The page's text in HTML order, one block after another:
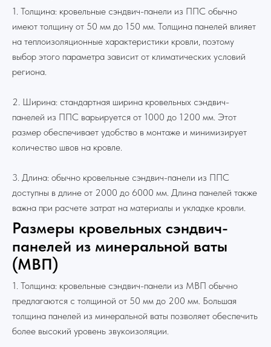
1. Толщина: кровельные сэндвич-панели из ППС обычно
имеют толщину от 50 мм до 150 мм. Толщина панелей влияет
на теплоизоляционные характеристики кровли, поэтому
выбор этого параметра зависит от климатических условий
региона.
2. Ширина: стандартная ширина кровельных сэндвич-
панелей из ППС варьируется от 1000 до 1200 мм. Этот
размер обеспечивает удобство в монтаже и минимизирует
количество швов на кровле.
3. Длина: обычно кровельные сэндвич-панели из ППС
доступны в длине от 2000 до 6000 мм. Длина панелей также
важна при расчете затрат на материалы и укладке кровли.
Размеры кровельных сэндвич-
панелей из минеральной ваты
(МВП)
1. Толщина: кровельные сэндвич-панели из МВП обычно
предлагаются с толщиной от 50 мм до 200 мм. Большая
толщина панелей из минеральной ваты позволяет обеспечить
более высокий уровень звукоизоляции.